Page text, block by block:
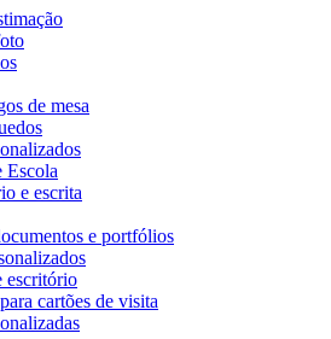
de mesa
Escola
e escrita
e portfólios
escritório
cartões de visita